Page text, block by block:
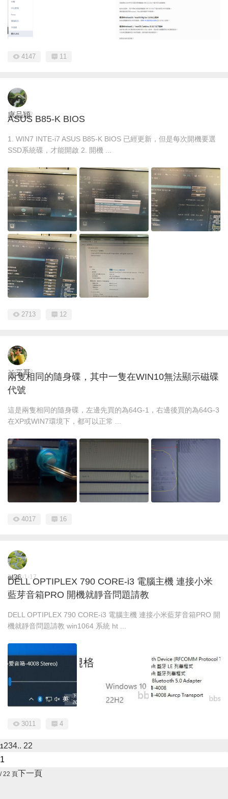
4147 11
康品穎
2024-7-2
ASUS B85-K BIOS
1. WIN7 INTE-i7 ASUS B85-K BIOS 已經更新，但是每次開機要選
SSD系統碟，才能開啟 2. 開機 ...
2713 12
ㄚ三哥
2024-3-3
兩隻相同的隨身碟，其中一隻在WIN10無法顯示磁碟
代號
這是兩隻相同的隨身碟，左邊先買的為64G-1，右邊後買的為64G-3
在XP或WIN7環境下，都可以正常 ...
4017 16
el36
2024-1-17
DELL OPTIPLEX 790 CORE-i3 電腦主機 連接小米
藍芽音箱PRO 開機就靜音問題請教
DELL OPTIPLEX 790 CORE-i3 電腦主機 連接小米藍芽音箱PRO 開
機就靜音問題請教 win1064 系統 ht ...
3011 4
1234.. 22
/ 22 頁下一頁